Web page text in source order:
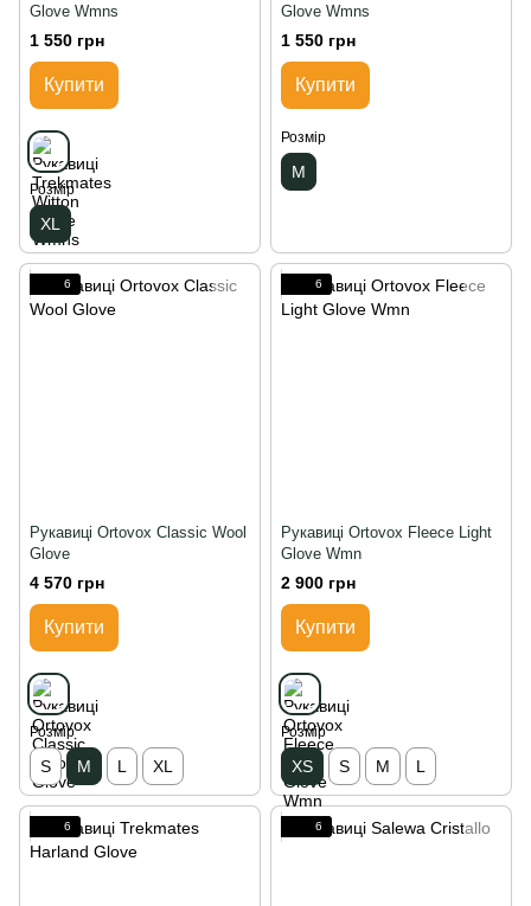
Glove Wmns
1 550 грн
Купити
Розмір
XL
Glove Wmns
1 550 грн
Купити
Розмір
M
6
Рукавиці Ortovox Classic Wool
Glove
4 570 грн
Купити
Розмір
S M L XL
6
Рукавиці Ortovox Fleece Light
Glove Wmn
2 900 грн
Купити
Розмір
XS S M L
6 6